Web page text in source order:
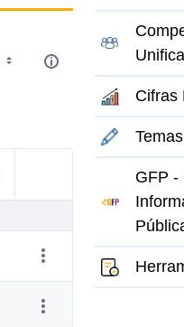
Acciones del elemento
Cifras
GFP -